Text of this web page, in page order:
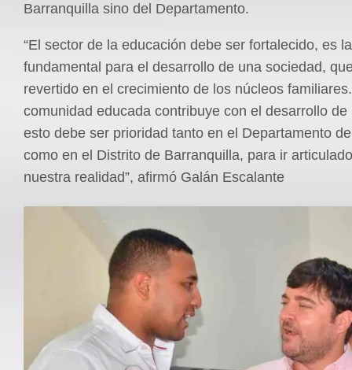
Barranquilla sino del Departamento.
“El sector de la educación debe ser fortalecido, es
fundamental para el desarrollo de una sociedad,
revertido en el crecimiento de los núcleos
comunidad educada contribuye con el desarrollo de
esto debe ser prioridad tanto en el Departamento
como en el Distrito de Barranquilla, para ir
nuestra realidad”, afirmó Galán Escalante